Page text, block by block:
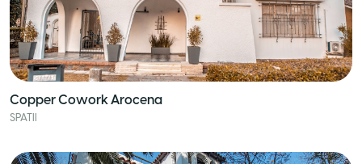
Copper Cowork Arocena
SPATII